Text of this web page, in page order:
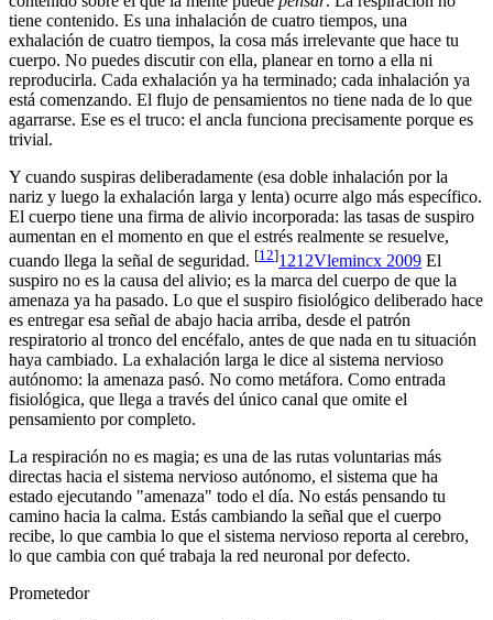
tiene contenido. Es una inhalación de cuatro tiempos, una
exhalación de cuatro tiempos, la cosa más irrelevante que hace tu
cuerpo. No puedes discutir con ella, planear en torno a ella ni
reproducirla. Cada exhalación ya ha terminado; cada inhalación ya
está comenzando. El flujo de pensamientos no tiene nada de lo que
agarrarse. Ese es el truco: el ancla funciona precisamente porque es
trivial.
Y cuando suspiras deliberadamente (esa doble inhalación por la
nariz y luego la exhalación larga y lenta) ocurre algo más específico.
El cuerpo tiene una firma de alivio incorporada: las tasas de suspiro
aumentan en el momento en que el estrés realmente se resuelve,
cuando llega la señal de seguridad. [12]1212Vlemincx 2009 El
suspiro no es la causa del alivio; es la marca del cuerpo de que la
amenaza ya ha pasado. Lo que el suspiro fisiológico deliberado hace
es entregar esa señal de abajo hacia arriba, desde el patrón
respiratorio al tronco del encéfalo, antes de que nada en tu situación
haya cambiado. La exhalación larga le dice al sistema nervioso
autónomo: la amenaza pasó. No como metáfora. Como entrada
fisiológica, que llega a través del único canal que omite el
pensamiento por completo.
La respiración no es magia; es una de las rutas voluntarias más
directas hacia el sistema nervioso autónomo, el sistema que ha
estado ejecutando "amenaza" todo el día. No estás pensando tu
camino hacia la calma. Estás cambiando la señal que el cuerpo
recibe, lo que cambia lo que el sistema nervioso reporta al cerebro,
lo que cambia con qué trabaja la red neuronal por defecto.
Prometedor